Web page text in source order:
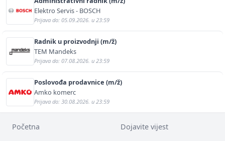
Elektro Servis - BOSCH
Prijava do: 05.09.2026. u 23:59
Radnik u proizvodnji (m/ž)
TEM Mandeks
Prijava do: 07.08.2026. u 23:59
Poslovođa prodavnice (m/ž)
Amko komerc
Prijava do: 30.08.2026. u 23:59
Početna Dojavite vijest